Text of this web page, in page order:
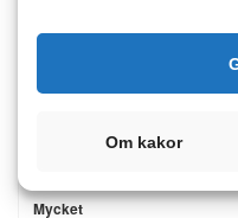
Mycket
vägskäl
Om kakor